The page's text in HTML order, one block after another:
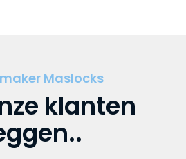
Maslocks
klanten